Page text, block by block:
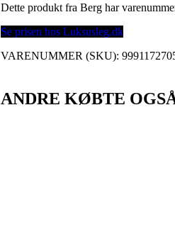
Dette produkt fra Berg har
Se prisen hos Luksusleg.dk
VARENUMMER (SKU):
ANDRE KØBTE